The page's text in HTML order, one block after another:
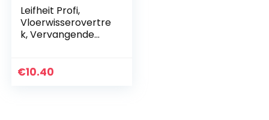
Leifheit Profi,
Vloerwisserovertre
k, Vervangende
Wateropname,
€10.40